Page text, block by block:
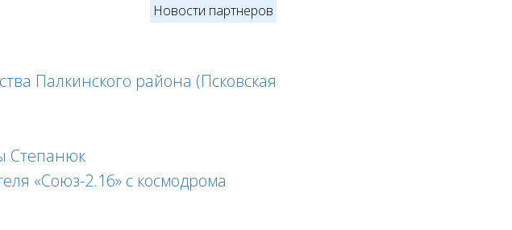
Новости партнеров
Палкинского района (Псковская
Степанюк
«Союз-2.1б» с космодрома